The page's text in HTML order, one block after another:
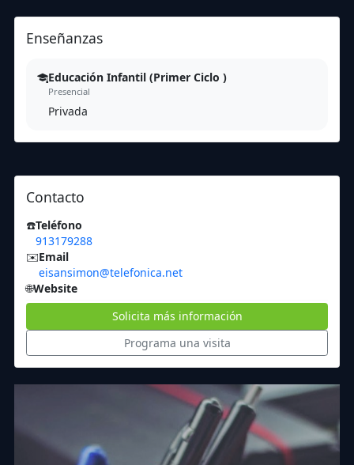
Enseñanzas
Educación Infantil (Primer Ciclo )
Presencial
Privada
Contacto
☎️Teléfono
913179288
✉️Email
eisansimon@telefonica.net
🌐Website
Solicita más información
Programa una visita